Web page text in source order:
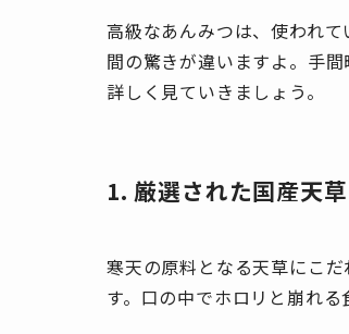
高級なあんみつは、使われ
間の驚きが違いますよ。手
詳しく見ていきましょう。
1. 厳選された国産天
寒天の原料となる天草にこ
す。口の中でホロリと崩れる